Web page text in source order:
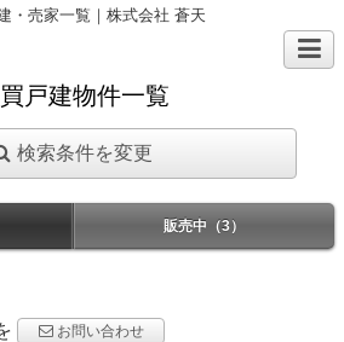
・売家一覧｜株式会社 蒼天
戸建物件一覧
検索条件を変更
販売中（3）
お問い合わせ